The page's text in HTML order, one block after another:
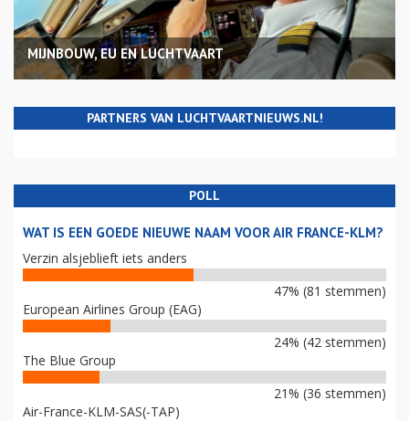
MIJNBOUW, EU EN LUCHTVAART
PARTNERS VAN LUCHTVAARTNIEUWS.NL!
POLL
WAT IS EEN GOEDE NIEUWE NAAM VOOR AIR FRANCE-KLM?
Verzin alsjeblieft iets anders
47% (81 stemmen)
European Airlines Group (EAG)
24% (42 stemmen)
The Blue Group
21% (36 stemmen)
Air-France-KLM-SAS(-TAP)